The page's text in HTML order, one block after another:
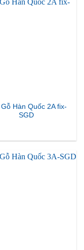
Hàn Quốc 2A fix-
SGD